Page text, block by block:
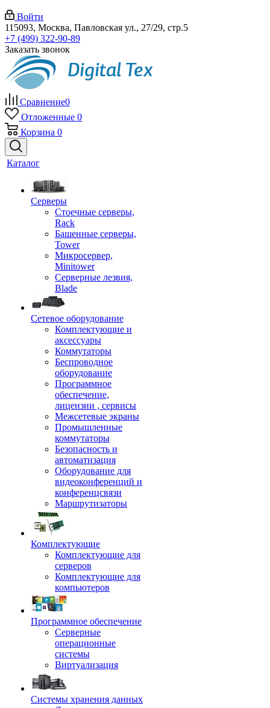
Войти
115093, Москва, Павловская ул., 27/29, стр.5
+7 (499) 322-90-89
Заказать звонок
Сравнение0
Отложенные 0
Корзина 0
Каталог
Серверы
Стоечные серверы,
Rack
Башенные серверы,
Tower
Микросервер,
Minitower
Серверные лезвия,
Blade
Сетевое оборудование
Комплектующие и
аксессуары
Коммутаторы
Беспроводное
оборудование
Программное
обеспечение,
лицензии , сервисы
Межсетевые экраны
Промышленные
коммутаторы
Безопасность и
автоматизация
Оборудование для
видеоконференций и
конференцсвязи
Маршрутизаторы
Комплектующие
Комплектующие для
серверов
Комплектующие для
компьютеров
Программное обеспечение
Серверные
операционные
системы
Виртуализация
Системы хранения данных